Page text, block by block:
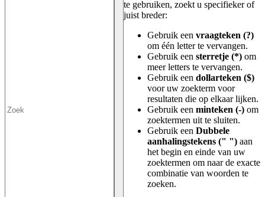
te gebruiken, zoekt u specifieker of
juist breder:
Gebruik een vraagteken (?)
om één letter te vervangen.
Gebruik een sterretje (*) om
meer letters te vervangen.
Gebruik een dollarteken ($)
voor uw zoekterm voor
resultaten die op elkaar lijken.
Gebruik een minteken (-) om
zoektermen uit te sluiten.
Gebruik een Dubbele
aanhalingstekens (" ") aan
het begin en einde van uw
zoektermen om naar de exacte
combinatie van woorden te
zoeken.